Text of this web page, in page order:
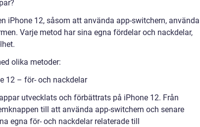
iPhone 12, såsom att använda app-switchern, använda
Varje metod har sina egna fördelar och nackdelar,
olika metoder:
12 – för- och nackdelar
utvecklats och förbättrats på iPhone 12. Från
till att använda app-switchern och senare
egna för- och nackdelar relaterade till